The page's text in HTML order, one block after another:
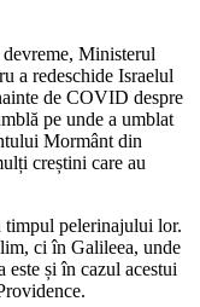
Ministerul
a redeschide Israelul
de COVID despre
pe unde a umblat
Mormânt din
creștini care au
pelerinajului lor.
ci în Galileea, unde
este și în cazul acestui